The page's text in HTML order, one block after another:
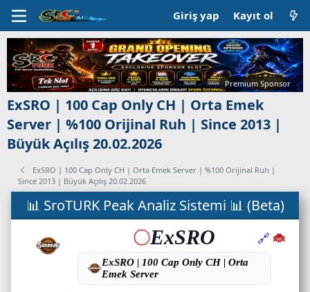
Giriş yap Kayıt ol
Premium Sponsor
ExSRO | 100 Cap Only CH | Orta Emek
Server | %100 Orijinal Ruh | Since 2013 |
Büyük Açılış 20.02.2026
ExSRO | 100 Cap Only CH | Orta Emek Server | %100 Orijinal Ruh |
Since 2013 | Büyük Açılış 20.02.2026
📊 SroTURK Peak Analiz Sistemi 📊 (Beta)